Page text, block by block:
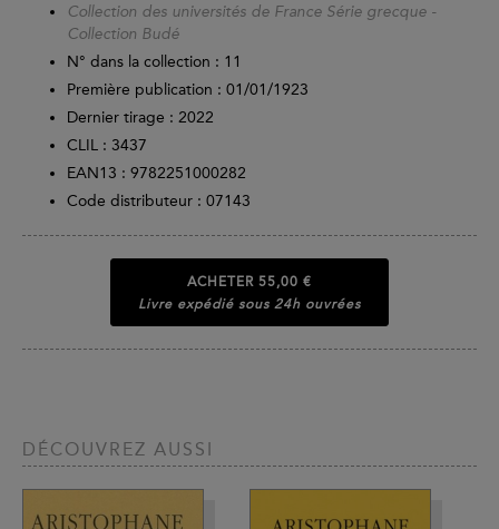
Collection des universités de France Série grecque -
Collection Budé
N° dans la collection : 11
Première publication : 01/01/1923
Dernier tirage : 2022
CLIL : 3437
EAN13 : 9782251000282
Code distributeur : 07143
ACHETER 55,00 €
Livre expédié sous 24h ouvrées
DÉCOUVREZ AUSSI